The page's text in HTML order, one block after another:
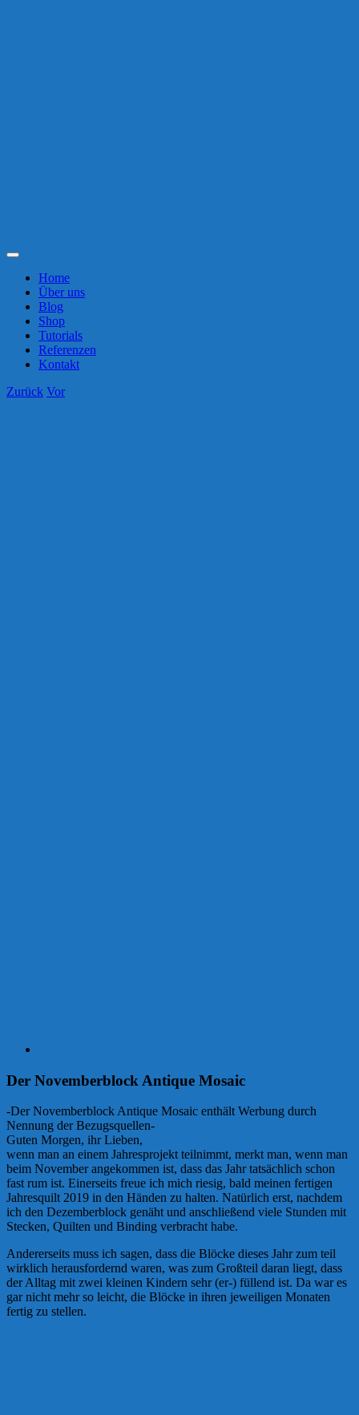
Toggle
NavigationHome
Über uns
Blog
Shop
Tutorials
Referenzen
Kontakt
Zurück Vor
Der Novemberblock Antique Mosaic
-Der Novemberblock Antique Mosaic enthält Werbung durch
Nennung der Bezugsquellen-
Guten Morgen, ihr Lieben,
wenn man an einem Jahresprojekt teilnimmt, merkt man, wenn man
beim November angekommen ist, dass das Jahr tatsächlich schon
fast rum ist. Einerseits freue ich mich riesig, bald meinen fertigen
Jahresquilt 2019 in den Händen zu halten. Natürlich erst, nachdem
ich den Dezemberblock genäht und anschließend viele Stunden mit
Stecken, Quilten und Binding verbracht habe.
Andererseits muss ich sagen, dass die Blöcke dieses Jahr zum teil
wirklich herausfordernd waren, was zum Großteil daran liegt, dass
der Alltag mit zwei kleinen Kindern sehr (er-) füllend ist. Da war es
gar nicht mehr so leicht, die Blöcke in ihren jeweiligen Monaten
fertig zu stellen.